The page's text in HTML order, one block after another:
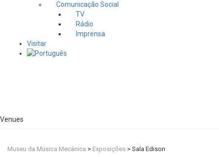
Comunicação Social
TV
Rádio
Imprensa
Visitar
Venues
Museu da Música Mecânica > Exposições > Sala Edison